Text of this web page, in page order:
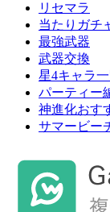
リセマラ
当たりガチ
最強武器
武器交換
星4キャラ
パーティー
神進化おす
サマービー